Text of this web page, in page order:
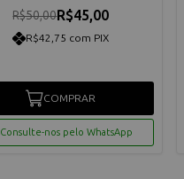
R$50,00R$45,00
R$42,75 com PIX
COMPRAR
Consulte-nos pelo WhatsApp